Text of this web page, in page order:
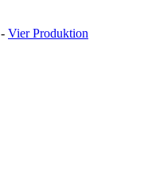
Vier Produktion